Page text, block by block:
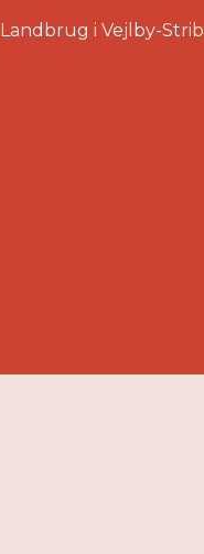
Landbrug i Vejlby-Strib